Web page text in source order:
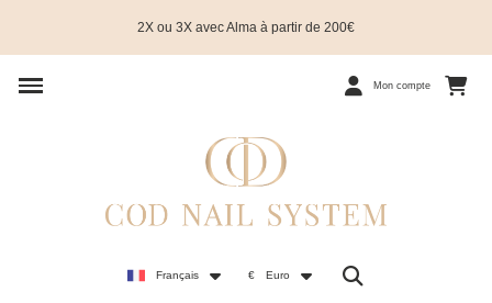
2X ou 3X avec Alma à partir de 200€
Mon compte
Français € Euro